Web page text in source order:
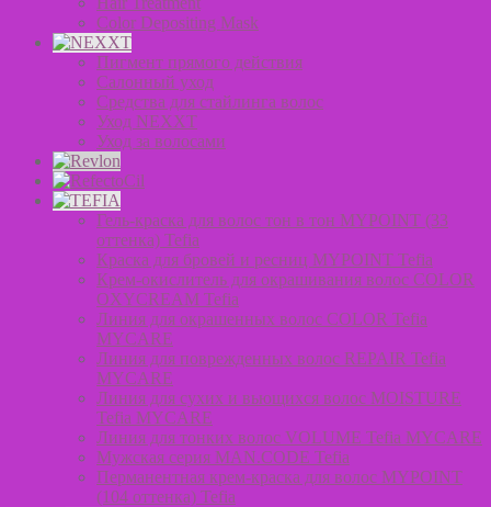
Color Depositing Mask
Пигмент прямого действия
Салонный уход
Средства для стайлинга волос
Уход NEXXT
Уход за волосами
Гель-краска для волос тон в тон MYPOINT (33
оттенка) Tefia
Краска для бровей и ресниц MYPOINT Tefia
Крем-окислитель для окрашивания волос COLOR
OXYCREAM Tefia
Линия для окрашенных волос COLOR Tefia
MYCARE
Линия для поврежденных волос REPAIR Tefia
MYCARE
Линия для сухих и вьющихся волос MOISTURE
Tefia MYCARE
Линия для тонких волос VOLUME Tefia MYCARE
Мужская серия MAN.CODE Tefia
Перманентная крем-краска для волос MYPOINT
(104 оттенка) Tefia